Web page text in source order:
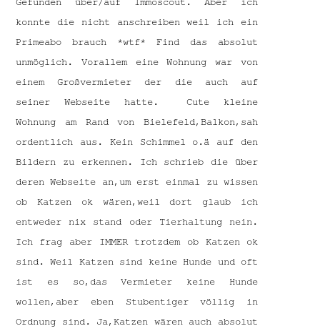
konnte die nicht anschreiben weil ich ein
Primeabo brauch *wtf* Find das absolut
unmöglich. Vorallem eine Wohnung war von
einem Großvermieter der die auch auf
seiner Webseite hatte. Cute kleine
Wohnung am Rand von Bielefeld,Balkon,sah
ordentlich aus. Kein Schimmel o.ä auf den
Bildern zu erkennen. Ich schrieb die über
deren Webseite an,um erst einmal zu wissen
ob Katzen ok wären,weil dort glaub ich
entweder nix stand oder Tierhaltung nein.
Ich frag aber IMMER trotzdem ob Katzen ok
sind. Weil Katzen sind keine Hunde und oft
ist es so,das Vermieter keine Hunde
wollen,aber eben Stubentiger völlig in
Ordnung sind. Ja,Katzen wären auch absolut